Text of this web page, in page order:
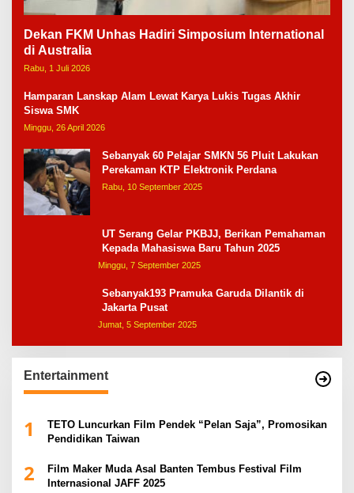
Dekan FKM Unhas Hadiri Simposium International
di Australia
Rabu, 1 Juli 2026
Hamparan Lanskap Alam Lewat Karya Lukis Tugas Akhir
Siswa SMK
Minggu, 26 April 2026
Sebanyak 60 Pelajar SMKN 56 Pluit Lakukan
Perekaman KTP Elektronik Perdana
Rabu, 10 September 2025
UT Serang Gelar PKBJJ, Berikan Pemahaman
Kepada Mahasiswa Baru Tahun 2025
Minggu, 7 September 2025
Sebanyak193 Pramuka Garuda Dilantik di
Jakarta Pusat
Jumat, 5 September 2025
Entertainment
1
TETO Luncurkan Film Pendek “Pelan Saja”, Promosikan
Pendidikan Taiwan
2
Film Maker Muda Asal Banten Tembus Festival Film
Internasional JAFF 2025